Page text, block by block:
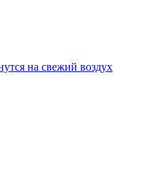
на свежий воздух